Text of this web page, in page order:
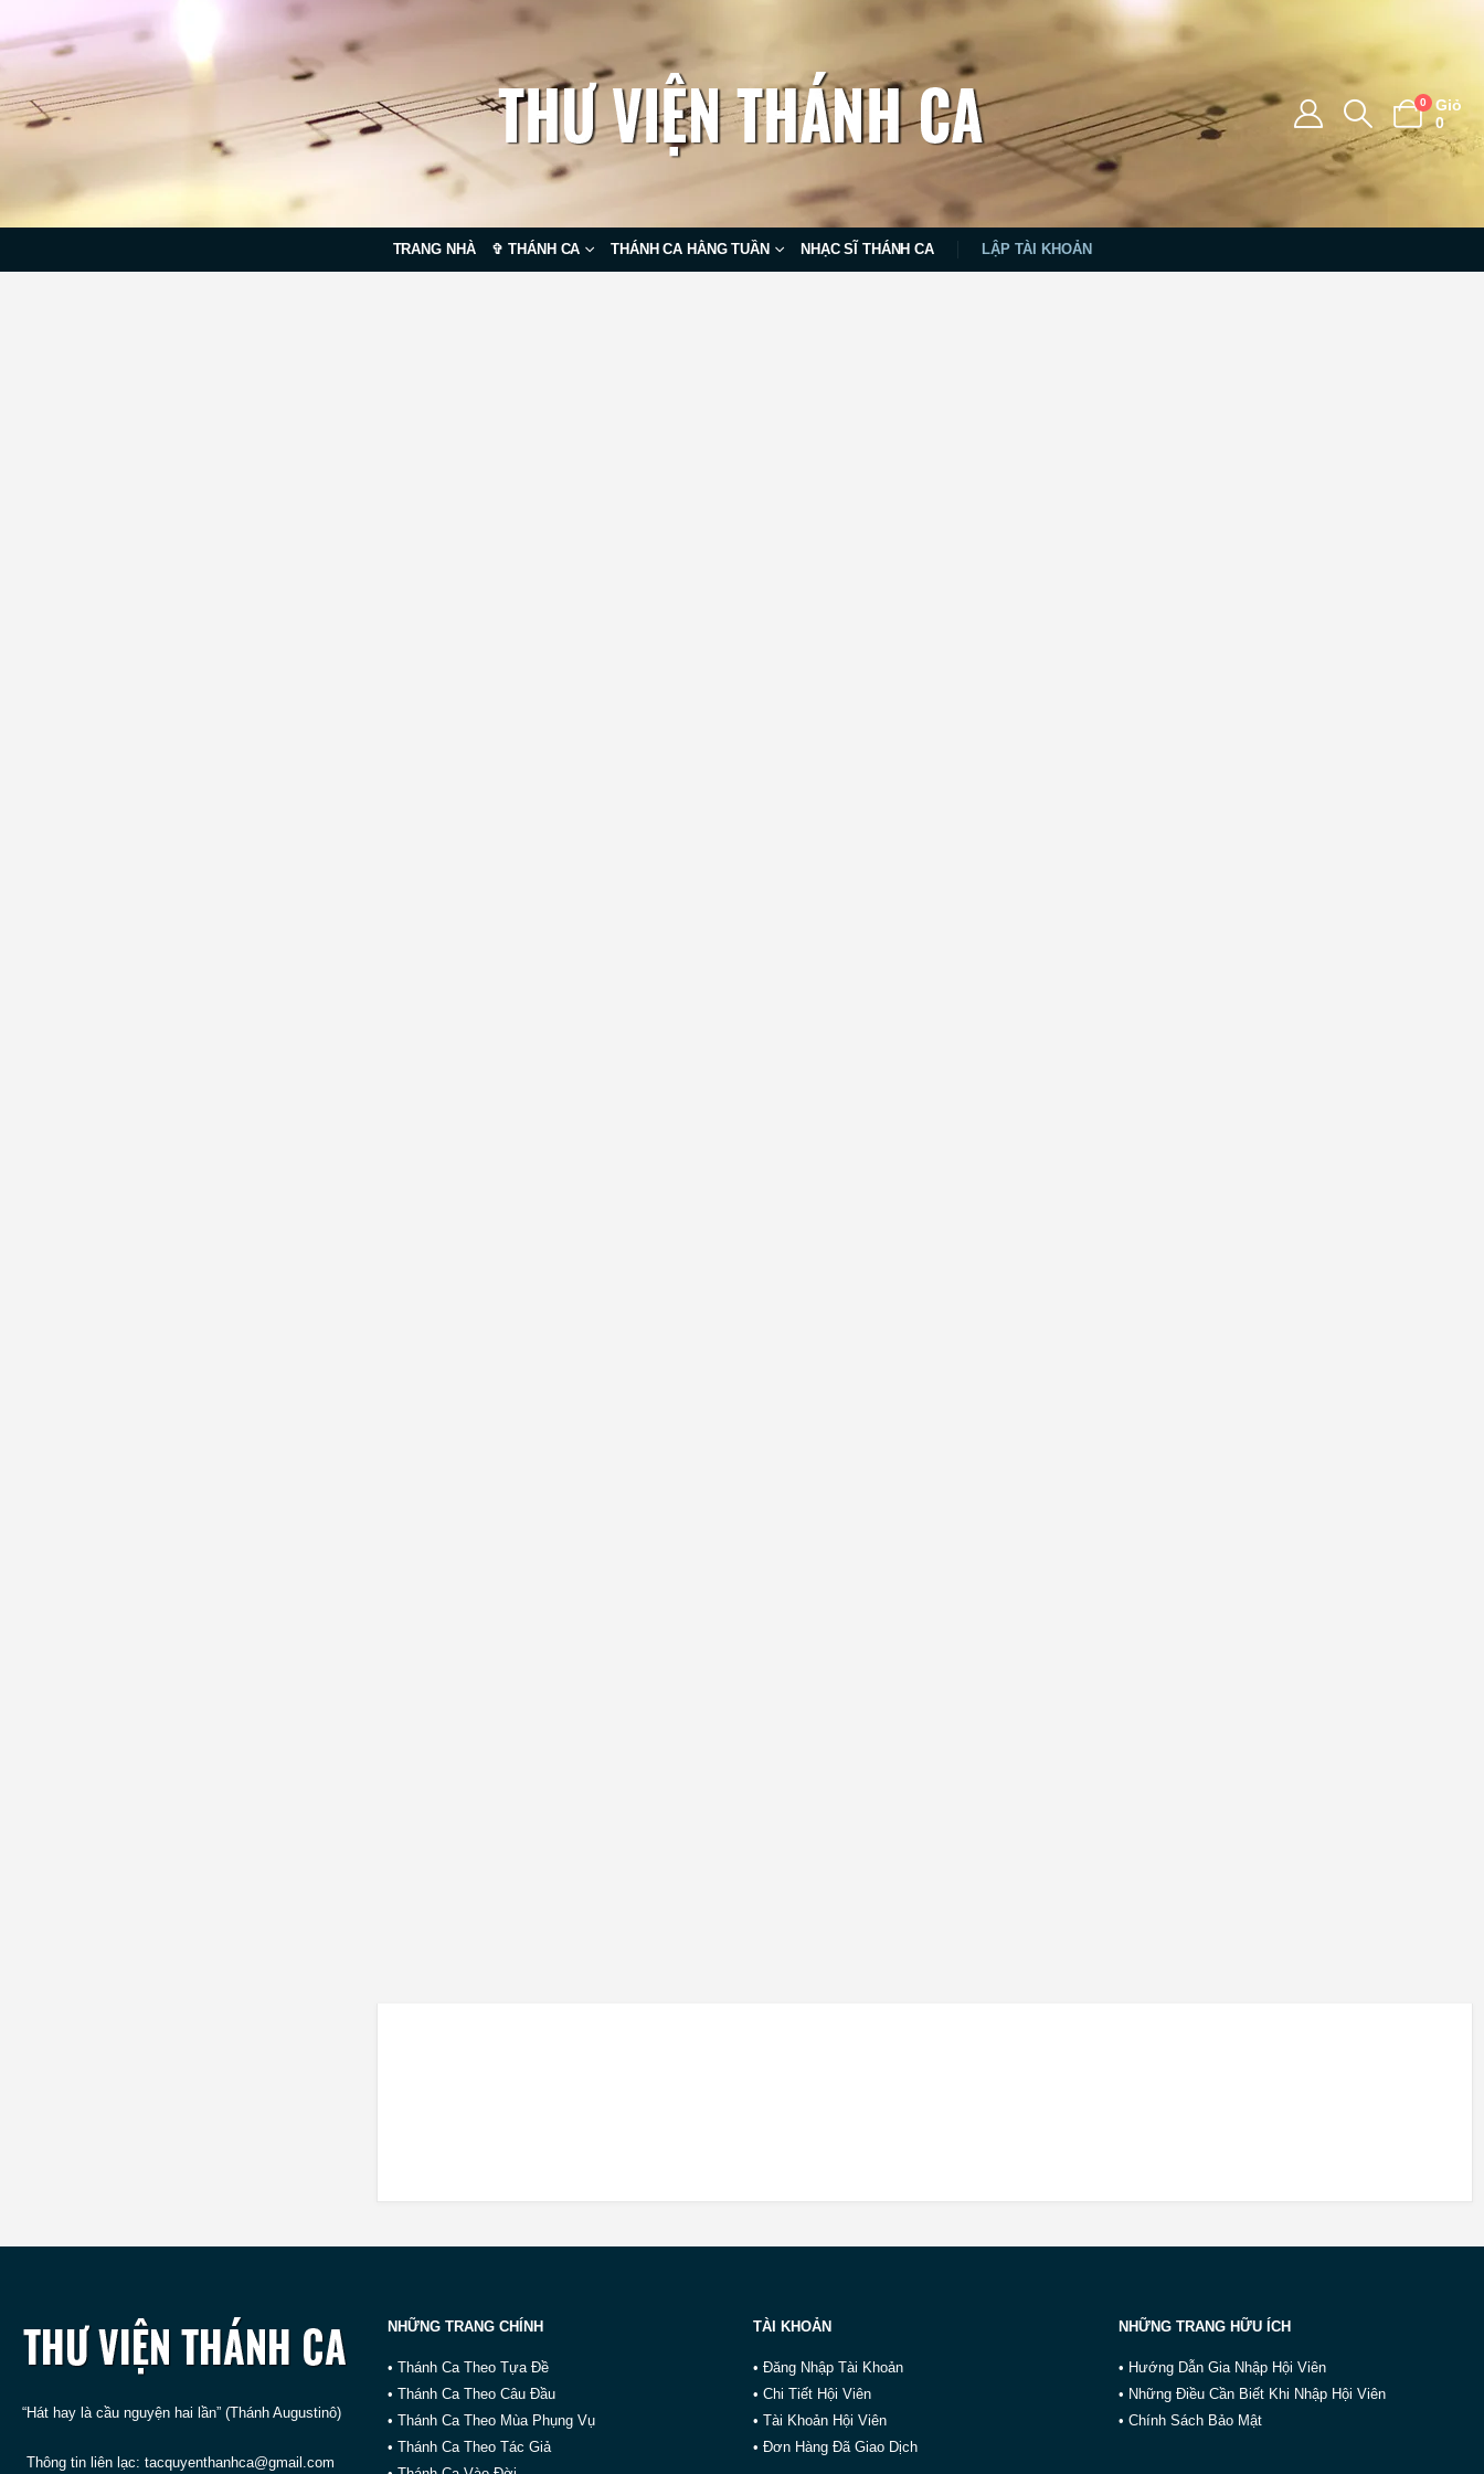
0
Giỏ
0
TRANG NHÀ ✞ THÁNH CA THÁNH CA HẰNG TUẦN NHẠC SĨ THÁNH CA LẬP TÀI KHOẢN
“Hát hay là cầu nguyện hai lần” (Thánh Augustinô)
Thông tin liên lạc: tacquyenthanhca@gmail.com
NHỮNG TRANG CHÍNH
• Thánh Ca Theo Tựa Đề
• Thánh Ca Theo Câu Đầu
• Thánh Ca Theo Mùa Phụng Vụ
• Thánh Ca Theo Tác Giả
TÀI KHOẢN
• Đăng Nhập Tài Khoản
• Chi Tiết Hội Viên
• Tài Khoản Hội Viên
• Đơn Hàng Đã Giao Dịch
NHỮNG TRANG HỮU ÍCH
• Hướng Dẫn Gia Nhập Hội Viên
• Những Điều Cần Biết Khi Nhập Hội Viên
• Chính Sách Bảo Mật